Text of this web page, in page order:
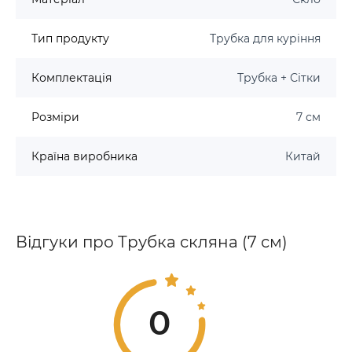
Переваги:
Різноманіття кольорів дозволяє обрати трубку,
Практичність:
термін служби.
Зручний розмір і легка вага дозволяють легко
брати трубку із собою.
Легкість догляду:
Гладка поверхня скла легко очищується.
Тип продукту Трубка для куріння
Комплектація Трубка + Сітки
Розміри 7 см
Країна виробника Китай
Відгуки про Трубка скляна (7 см)
0